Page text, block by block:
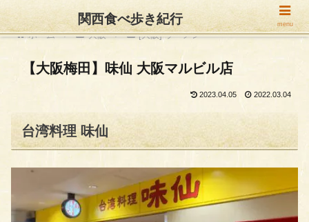
ホーム 大阪 [大阪] ラーメン
【大阪梅田】味仙 大阪マルビル店
2023.04.05 2022.03.04
台湾料理 味仙
関西食べ歩き紀行 menu